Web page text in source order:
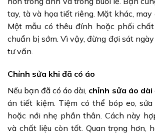
tay, tà và họa tiết riêng. Mặt khác, may
Một mẫu có thêu đính hoặc phối
chuẩn bị sớm. Vì vậy, đừng đợi sát
tư vấn.
Chỉnh sửa khi đã có áo
Nếu bạn đã có áo dài, chỉnh sửa áo dài
án tiết kiệm. Tiệm có thể bóp eo,
hoặc nới nhẹ phần thân. Cách này
và chất liệu còn tốt. Quan trọng hơn,